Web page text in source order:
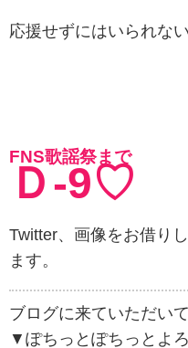
応援せずにはいられな
FNS歌謡祭まで
Ｄ-9♡
Twitter、画像をお借り
ます。
ブログに来ていただい
▼ぽちっとぽちっとよ